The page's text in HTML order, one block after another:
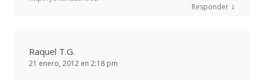
Responder ↓
Raquel T.G.
21 enero, 2012 en 2:18 pm